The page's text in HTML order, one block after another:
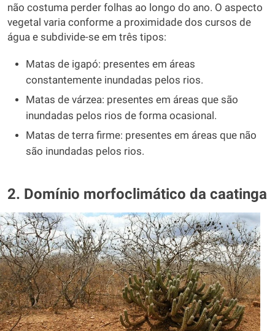
não costuma perder folhas ao longo do ano. O aspecto
vegetal varia conforme a proximidade dos cursos de
água e subdivide-se em três tipos:
Matas de igapó: presentes em áreas
constantemente inundadas pelos rios.
Matas de várzea: presentes em áreas que são
inundadas pelos rios de forma ocasional.
Matas de terra firme: presentes em áreas que não
são inundadas pelos rios.
2. Domínio morfoclimático da caatinga